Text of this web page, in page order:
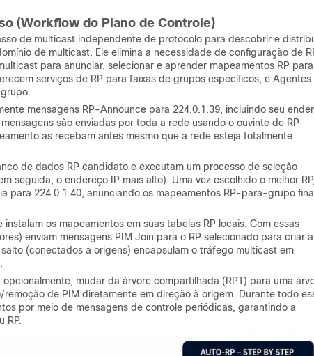
(Workflow do Plano de Controle)
de multicast independente de protocolo para descobrir e
de multicast. Ele elimina a necessidade de configuração de
para anunciar, selecionar e aprender mapeamentos RP para
serviços de RP para faixas de grupos específicos, e Agentes
mensagens RP-Announce para 224.0.1.39, incluindo seu
são enviadas por toda a rede usando o ouvinte de RP
as recebam antes mesmo que a rede esteja totalmente
de dados RP candidato e executam um processo de seleção
seguida, o endereço IP mais alto). Uma vez escolhido o melhor
para 224.0.1.40, anunciando os mapeamentos RP-para-grupo
os mapeamentos em suas tabelas RP locais. Com essas
enviam mensagens PIM Join para o RP selecionado para criar a
(conectados a origens) encapsulam o tráfego multicast em
mudar da árvore compartilhada (RPT) para uma
de PIM diretamente em direção à origem. Durante todo
por meio de mensagens de controle periódicas, garantindo a
RP.